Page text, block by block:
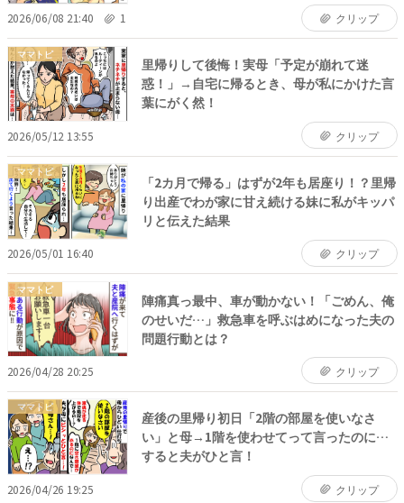
2026/06/08 21:40 1 クリップ
ママトピ
里帰りして後悔！実母「予定が崩れて迷
惑！」→自宅に帰るとき、母が私にかけた言
葉にがく然！
2026/05/12 13:55 クリップ
ママトピ
「2カ月で帰る」はずが2年も居座り！？里帰
り出産でわが家に甘え続ける妹に私がキッパ
リと伝えた結果
2026/05/01 16:40 クリップ
ママトピ
陣痛真っ最中、車が動かない！「ごめん、俺
のせいだ…」救急車を呼ぶはめになった夫の
問題行動とは？
2026/04/28 20:25 クリップ
ママトピ
産後の里帰り初日「2階の部屋を使いなさ
い」と母→1階を使わせてって言ったのに…
すると夫がひと言！
2026/04/26 19:25 クリップ